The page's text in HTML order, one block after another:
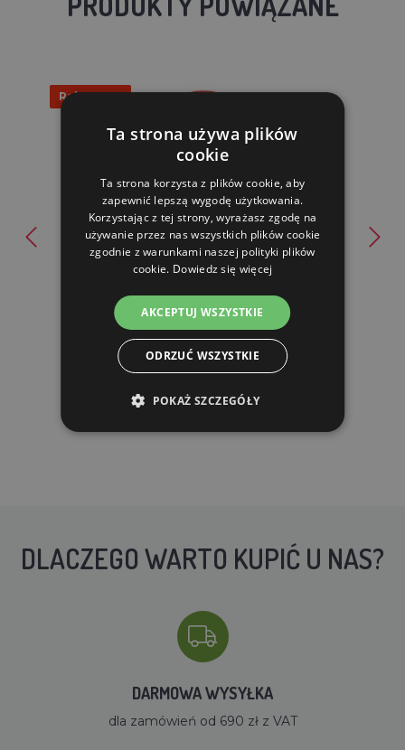
Rabat 59%
Poidło bagnetowe dla drobiu - 1 L
21.77 zl
9.00 zl
W MAGAZYNIE
DO KOSZYKA
DLACZEGO WARTO KUPIĆ U NAS?
DARMOWA WYSYŁKA
dla zamówień od 690 zł z VAT
Ta strona używa plików
cookie
Ta strona korzysta z plików cookie, aby
zapewnić lepszą wygodę użytkowania.
Korzystając z tej strony, wyrażasz zgodę na
używanie przez nas wszystkich plików cookie
zgodnie z warunkami naszej polityki plików
cookie. Dowiedz się więcej
AKCEPTUJ WSZYSTKIE
ODRZUĆ WSZYSTKIE
POKAŻ SZCZEGÓŁY